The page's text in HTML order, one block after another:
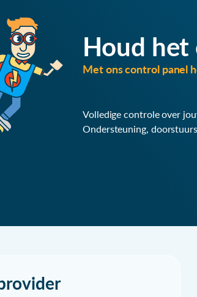
Houd het
Met ons control panel
Volledige controle over
Ondersteuning,